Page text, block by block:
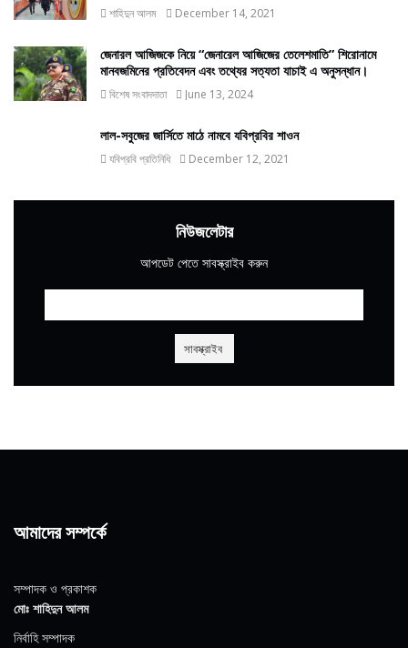
শাহিদুন আলম December 14, 2021
জেনারল আজিজকে নিয়ে “জেনারেল আজিজের তেলেশমাতি” শিরোনামে
মানবজমিনের প্রতিবেদন এবং তথ্যের সত্যতা যাচাই এ অনুসন্ধান।
বিশেষ সংবাদদাতা June 13, 2024
লাল-সবুজের জার্সিতে মাঠে নামবে যবিপ্রবির শাওন
যবিপ্রবি প্রতিনিধি December 12, 2021
নিউজলেটার
আপডেট পেতে সাবস্ক্রাইব করুন
আমাদের সম্পর্কে
সম্পাদক ও প্রকাশক
মোঃ শাহিদুন আলম
নির্বাহি সম্পাদক